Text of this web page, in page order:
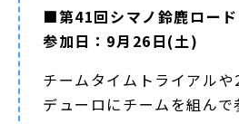
■第41回シマノ鈴鹿ロード
参加日：9月26日(土)
チームタイムトライアル
デューロにチームを組んで